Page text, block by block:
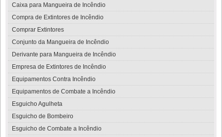
Caixa para Mangueira de Incêndio
Compra de Extintores de Incêndio
Comprar Extintores
Conjunto da Mangueira de Incêndio
Derivante para Mangueira de Incêndio
Empresa de Extintores de Incêndio
Equipamentos Contra Incêndio
Equipamentos de Combate a Incêndio
Esguicho Agulheta
Esguicho de Bombeiro
Esguicho de Combate a Incêndio